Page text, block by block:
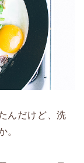
んだけど、洗
。